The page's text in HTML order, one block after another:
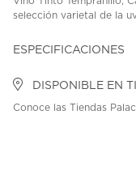
selección varietal de la
ESPECIFICACIONES
DISPONIBLE EN
Conoce las Tiendas